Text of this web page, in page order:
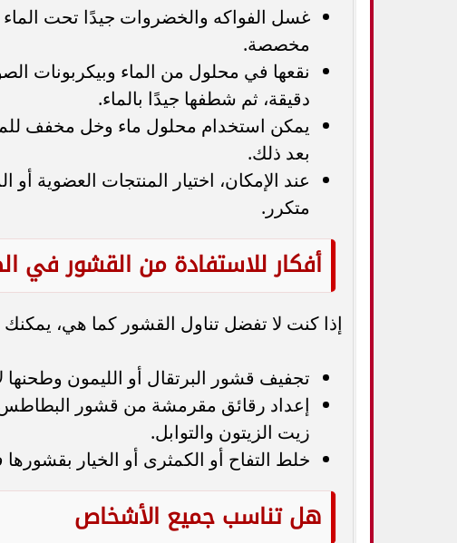
غسل الفواكه والخضروات جيدًا تحت
مخصصة.
دقيقة، ثم شطفها جيدًا بالماء.
يمكن استخدام محلول ماء وخل مخفف
بعد ذلك.
عند الإمكان، اختيار المنتجات العضوية
متكرر.
أفكار للاستفادة من القشور في
إذا كنت لا تفضل تناول القشور كما هي،
تجفيف قشور البرتقال أو الليمون وطحنها
إعداد رقائق مقرمشة من قشور البطاطس
زيت الزيتون والتوابل.
خلط التفاح أو الكمثرى أو الخيار
هل تناسب جميع الأشخاص